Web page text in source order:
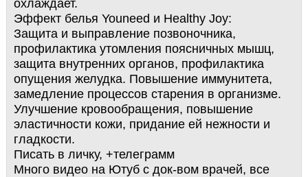
охлаждает.
Эффект белья Youneed и Healthy Joy:
Защита и выправление позвоночника,
профилактика утомления поясничных мышц,
защита внутренних органов, профилактика
опущения желудка. Повышение иммунитета,
замедление процессов старения в организме.
Улучшение кровообращения, повышение
эластичности кожи, придание ей нежности и
гладкости.
Писать в личку, +телеграмм
Много видео на Ютуб с док-вом врачей, все